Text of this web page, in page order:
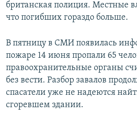
британская полиция. Местные
что погибших гораздо больше.
В пятницу в СМИ появилась
пожаре 14 июня пропали 65
правоохранительные органы
без вести. Разбор завалов
спасатели уже не надеются
сгоревшем здании.